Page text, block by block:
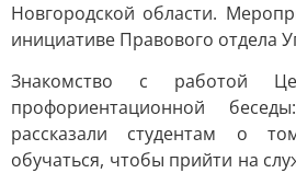
Новгородской области.
инициативе Правового отдела
Знакомство с работой
профориентационной
рассказали студентам о
обучаться, чтобы прийти на